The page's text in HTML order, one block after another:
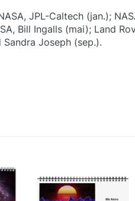
JPL-Caltech (jan.);
Bill Ingalls (mai); Land
Sandra Joseph (sep.).